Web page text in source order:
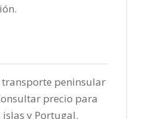
transporte peninsular
precio para
islas y Portugal.